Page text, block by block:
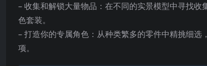
– 收集和解锁大量物品：在不同的实景模型中寻找
色套装。
– 打造你的专属角色：从种类繁多的零件中精挑细
项。